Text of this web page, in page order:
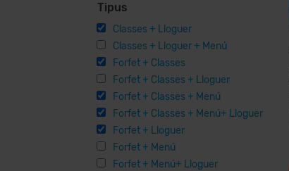
Tipus
Classes + Lloguer
Classes + Lloguer + Menú
Forfet + Classes
Forfet + Classes + Lloguer
Forfet + Classes + Menú
Forfet + Classes + Menú+ Lloguer
Forfet + Lloguer
Forfet + Menú
Forfet + Menú+ Lloguer